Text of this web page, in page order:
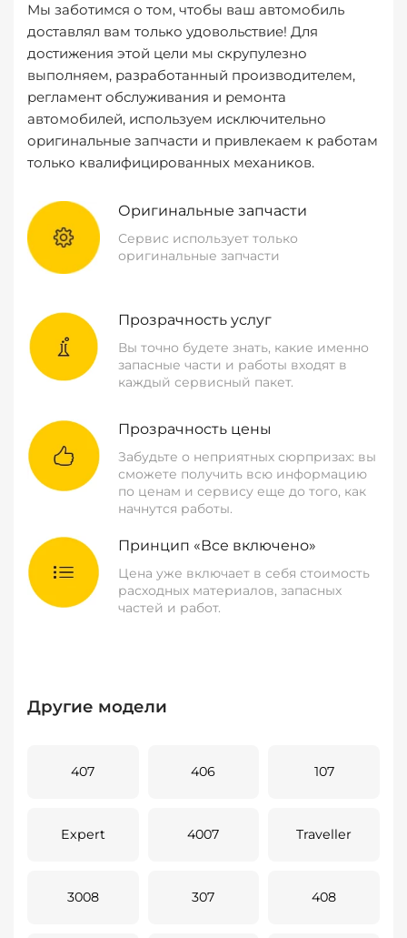
Мы заботимся о том, чтобы ваш автомобиль
доставлял вам только удовольствие! Для
достижения этой цели мы скрупулезно
выполняем, разработанный производителем,
регламент обслуживания и ремонта
автомобилей, используем исключительно
оригинальные запчасти и привлекаем к работам
только квалифицированных механиков.
Оригинальные запчасти
Сервис использует только
оригинальные запчасти
Прозрачность услуг
Вы точно будете знать, какие именно
запасные части и работы входят в
каждый сервисный пакет.
Прозрачность цены
Забудьте о неприятных сюрпризах: вы
сможете получить всю информацию
по ценам и сервису еще до того, как
начнутся работы.
Принцип «Все включено»
Цена уже включает в себя стоимость
расходных материалов, запасных
частей и работ.
Другие модели
407 406 107
Expert 4007 Traveller
3008 307 408